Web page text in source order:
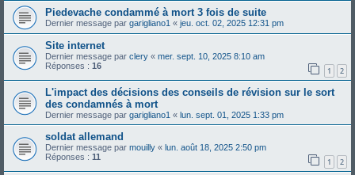
Piedevache condammé à mort 3 fois de suite
Dernier message par garigliano1 « jeu. oct. 02, 2025 12:31 pm
Site internet
Dernier message par clery « mer. sept. 10, 2025 8:10 am
Réponses : 16 1 2
L'impact des décisions des conseils de révision sur le sort
des condamnés à mort
Dernier message par garigliano1 « lun. sept. 01, 2025 1:33 pm
soldat allemand
Dernier message par mouilly « lun. août 18, 2025 2:50 pm
Réponses : 11 1 2